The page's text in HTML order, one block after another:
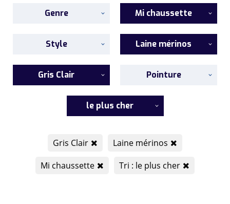
Genre Mi chaussette
Style Laine mérinos
Gris Clair Pointure
le plus cher
Gris Clair
Laine mérinos
Mi chaussette
Tri : le plus cher